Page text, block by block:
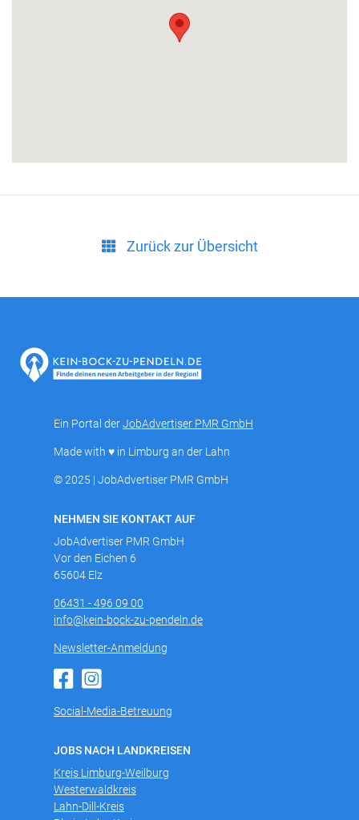
Zurück zur Übersicht
Ein Portal derJobAdvertiser PMR GmbH
Made with ♥ in Limburg an der Lahn
© 2025 | JobAdvertiser PMR GmbH
NEHMEN SIE KONTAKT AUF
JobAdvertiser PMR GmbH
Vor den Eichen 6
65604 Elz
06431 - 496 09 00
info@kein-bock-zu-pendeln.de
Newsletter-Anmeldung
Social-Media-Betreuung
JOBS NACH LANDKREISEN
Kreis Limburg-Weilburg
Westerwaldkreis
Lahn-Dill-Kreis